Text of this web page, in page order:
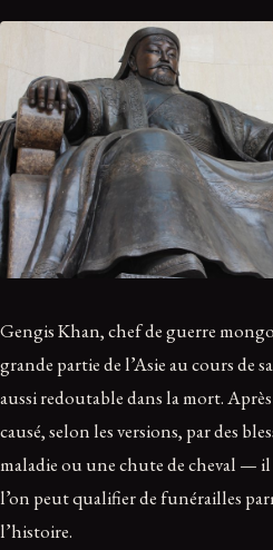
Gengis Khan, chef de guerre
grande partie de l’Asie au cours de
aussi redoutable dans la mort.
causé, selon les versions, par des
maladie ou une chute de cheval —
l’on peut qualifier de funérailles
l’histoire.